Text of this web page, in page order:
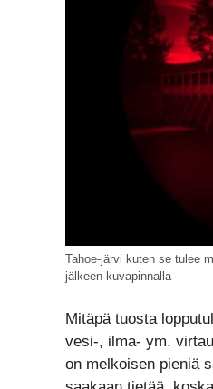
Tahoe-järvi kuten se tulee
jälkeen kuvapinnalla
Mitäpä tuosta
vesi-, ilma- ym.
on melkoisen pieniä